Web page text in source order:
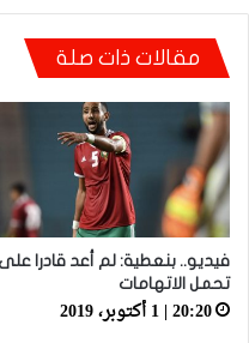
مقالات ذات صلة
فيديو.. بنعطية: لم أعد قادرا على
تحمل الاتهامات
20:20 | 1 أكتوبر، 2019